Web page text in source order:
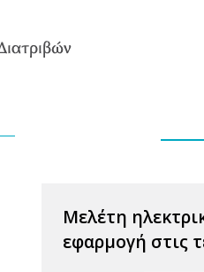
Μελέτη
εφαρμογή στις